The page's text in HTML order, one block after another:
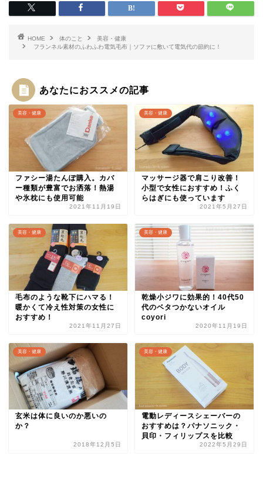
HOME 体のこと
美容・健康
フランネル素材のふわふわ電気毛布｜ソファに敷いて電気代の節約に！
あなたにおススメの記事
美容・健康
ファシー湯たんぽ購入。カバ
ー種類が豊富でお洒落！熱湯
や氷枕にも使用可能
2021年11月19日
美容・健康
マッサージ器で肩こり改善！
小型で女性におすすめ！ふく
らはぎにも使っています
2021年5月27日
美容・健康
毛布のような靴下にハマる！
暖かくて冷え性対策の女性に
おすすめ！
2021年11月27日
美容・健康
乾燥小ジワに効果的！40代50
代のベタつかないオイル
coyori
2020年11月19日
美容・健康
玄米は体に良いのか悪いの
か？
2018年12月5日
美容・健康
電動レディースシェーバーの
おすすめは？パナソニック・
貝印・フィリップスを比較
2022年5月29日